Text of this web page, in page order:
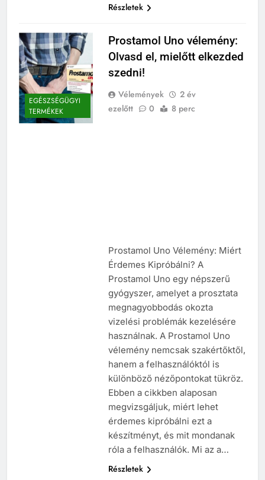
Részletek
EGÉSZSÉGÜGYI
TERMÉKEK
Prostamol Uno vélemény:
Olvasd el, mielőtt elkezded
szedni!
Vélemények
2 év
ezelőtt
0 8 perc
Prostamol Uno Vélemény: Miért
Érdemes Kipróbálni? A
Prostamol Uno egy népszerű
gyógyszer, amelyet a prosztata
megnagyobbodás okozta
vizelési problémák kezelésére
használnak. A Prostamol Uno
vélemény nemcsak szakértőktől,
hanem a felhasználóktól is
különböző nézőpontokat tükröz.
Ebben a cikkben alaposan
megvizsgáljuk, miért lehet
érdemes kipróbálni ezt a
készítményt, és mit mondanak
róla a felhasználók. Mi az a…
Részletek